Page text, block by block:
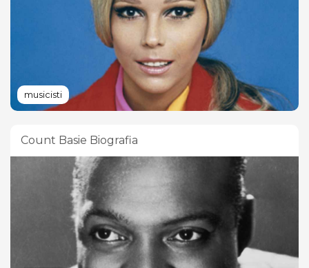
musicisti
Count Basie Biografia